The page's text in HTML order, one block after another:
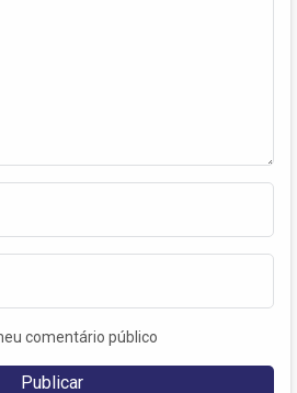
comentário público